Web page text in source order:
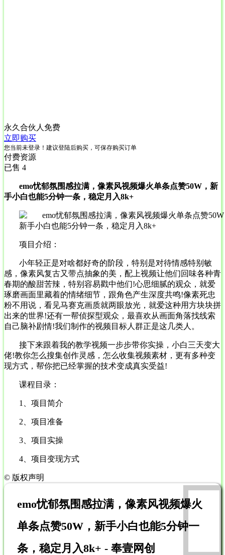
永久合伙人 免费
立即购买
您当前未登录！建议登陆后购买，可保存购买订单
付费资源
已售 4
emo忧郁氛围感拉满，像素风视频爆火单条点赞50W，新
手小白也能5分钟一条，稳定月入8k+
项目介绍：
小年轻正是对啥都好奇的阶段，特别是对待情感特别敏
感，像素风复古又带点抽象的美，配上视频让他们回味各种青
春期的酸甜苦辣，特别容易戳中他们!心思细腻的观众，就爱
琢磨画面里藏着的情绪细节，跟角色产生深度共鸣!像素死忠
粉不用说，看见马赛克画质就两眼放光，就爱这种用方块块拼
出来的世界!还有一帮侦探型观众，最喜欢从画面角落找线索
自己脑补剧情!我们制作的视频目标人群正是这几类人。
接下来跟着我的教学视频一步步带你实操，小白三天变大
佬!教你怎么搜集创作灵感，怎么收集视频素材，更有多种变
现方式，帮你把已经掌握的技术变成真实受益!
课程目录：
1、项目简介
2、项目准备
3、项目实操
4、项目变现方式
© 版权声明
emo忧郁氛围感拉满，像素风视频爆火
单条点赞50W，新手小白也能5分钟一
条，稳定月入8k+ - 奉壹网创